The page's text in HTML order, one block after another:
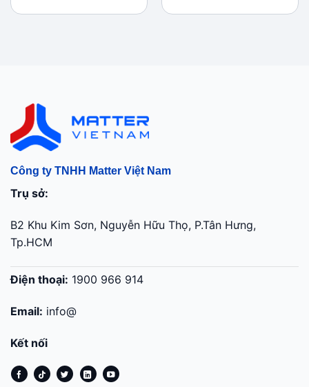
từ
đến
Công ty TNHH Matter Việt Nam
Trụ sở:
B2 Khu Kim Sơn, Nguyễn Hữu Thọ, P.Tân Hưng,
Tp.HCM
Điện thoại: 1900 966 914
Email: info@
Kết nối